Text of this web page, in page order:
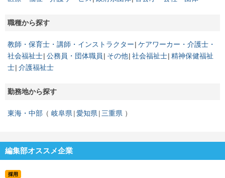
職種から探す
教師・保育士・講師・インストラクター ケアワーカー・介護士・
社会福祉士 公務員・団体職員 その他 社会福祉士 精神保健福祉
士 介護福祉士
勤務地から探す
東海・中部 岐阜県 愛知県 三重県
編集部オススメ企業
採用